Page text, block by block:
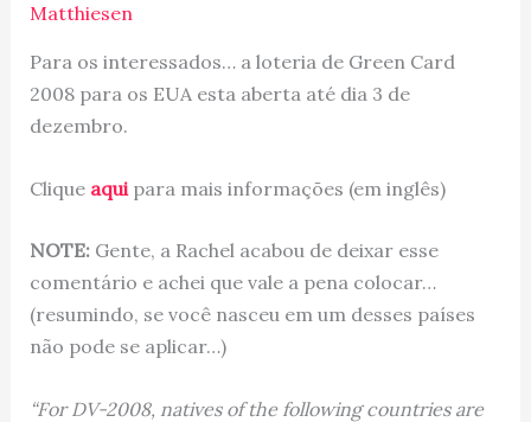
Matthiesen
Para os interessados… a loteria de Green Card
2008 para os EUA esta aberta até dia 3 de
dezembro.
Clique aquipara mais informações (em inglês)
NOTE:Gente, a Rachel acabou de deixar esse
comentário e achei que vale a pena colocar…
(resumindo, se você nasceu em um desses países
não pode se aplicar…)
“For DV-2008, natives of the following countries are